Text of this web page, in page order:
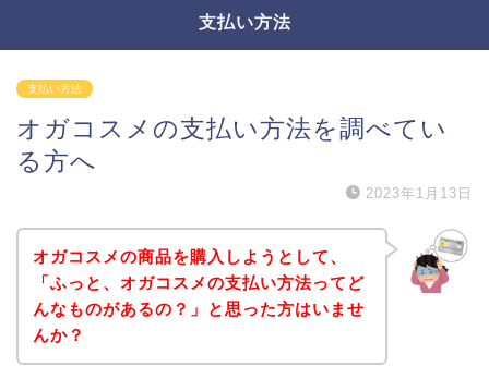
支払い方法
支払い方法
オガコスメの支払い方法を調べてい
る方へ
2023年1月13日
オガコスメの商品を購入しようとして、
「ふっと、オガコスメの支払い方法ってど
んなものがあるの？」と思った方はいませ
んか？